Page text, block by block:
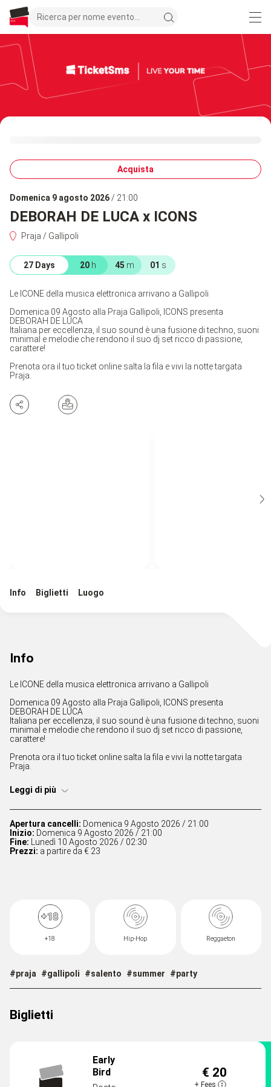
domenica 9 agosto 2026/ 21:00
DEBORAH DE LUCA x ICONS
Praja / Gallipoli
01 s
45 m
20 h
27 Days
Le ICONE della musica elettronica arrivano a Gallipoli
Domenica 09 Agosto alla Praja Gallipoli, ICONS presenta
DEBORAH DE LUCA
Italiana per eccellenza, il suo sound è una fusione di techno, suoni
minimal e melodie che rendono il suo dj set ricco di passione,
carattere!
Prenota ora il tuo ticket online salta la fila e vivi la notte targata
Praja.
Acquista
Info Biglietti Luogo
Info
Le ICONE della musica elettronica arrivano a Gallipoli
Domenica 09 Agosto alla Praja Gallipoli, ICONS presenta
DEBORAH DE LUCA
Italiana per eccellenza, il suo sound è una fusione di techno, suoni
minimal e melodie che rendono il suo dj set ricco di passione,
carattere!
Prenota ora il tuo ticket online salta la fila e vivi la notte targata
Praja.
Leggi di più
Apertura cancelli: Domenica 9 Agosto 2026 / 21:00
Inizio: Domenica 9 Agosto 2026 / 21:00
Fine:
Lunedì 10 Agosto 2026 / 02:30
Prezzi: a partire da € 23
+18 Hip-Hop Reggaeton
#praja #gallipoli #salento #summer #party
Biglietti
Early
Bird
€ 20
+ Fees
DISPONIBILI